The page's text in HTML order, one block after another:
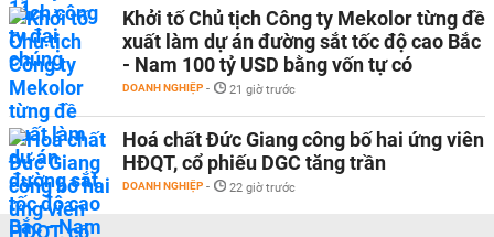
Khởi tố Chủ tịch Công ty Mekolor từng đề
xuất làm dự án đường sắt tốc độ cao Bắc
- Nam 100 tỷ USD bằng vốn tự có
DOANH NGHIỆP - 21 giờ trước
Hoá chất Đức Giang công bố hai ứng viên
HĐQT, cổ phiếu DGC tăng trần
DOANH NGHIỆP - 22 giờ trước